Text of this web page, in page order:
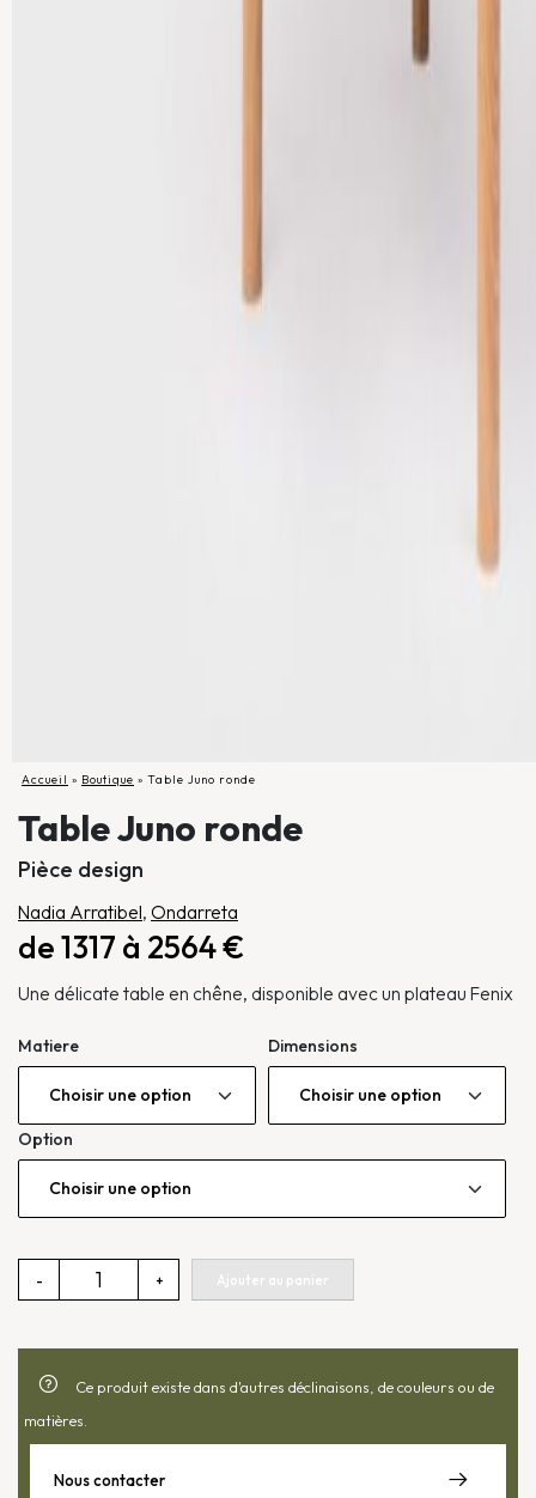
Accueil » Boutique » Table Juno ronde
Table Juno ronde
Pièce design
Nadia Arratibel, Ondarreta
de 1317 à 2564 €
Une délicate table en chêne, disponible avec un plateau Fenix
Matiere Dimensions
Option
-
quantité
de
Juno
ronde
+ Ajouter au panier
Ce produit existe dans d'autres déclinaisons, de couleurs ou de
matières.
Nous contacter